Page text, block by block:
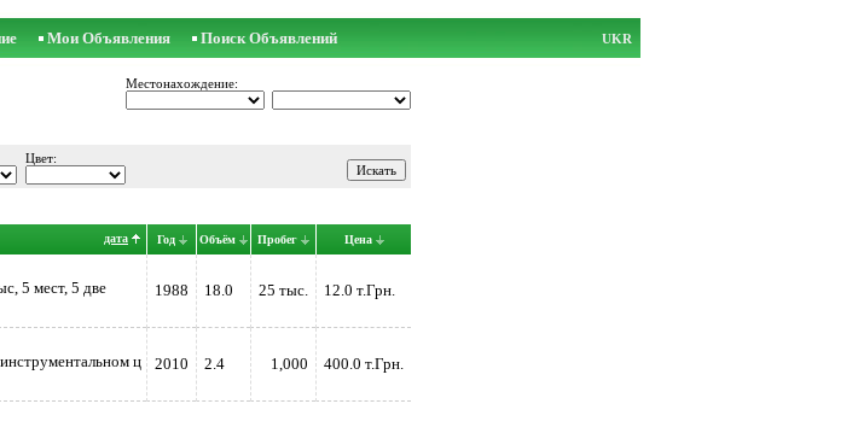
Мои Объявления Поиск Объявлений UKR
Местонахождение:
Цвет:
дата Год Объём Пробег Цена
5 мест, 5 две
1988 18.0 25 тыс. 12.0 т.Грн.
ц
2010 2.4 1,000 400.0 т.Грн.